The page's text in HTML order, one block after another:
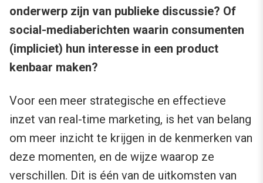
onderwerp zijn van publieke discussie? Of
social-mediaberichten waarin consumenten
(impliciet) hun interesse in een product
kenbaar maken?
Voor een meer strategische en effectieve
inzet van real-time marketing, is het van belang
om meer inzicht te krijgen in de kenmerken van
deze momenten, en de wijze waarop ze
verschillen. Dit is één van de uitkomsten van